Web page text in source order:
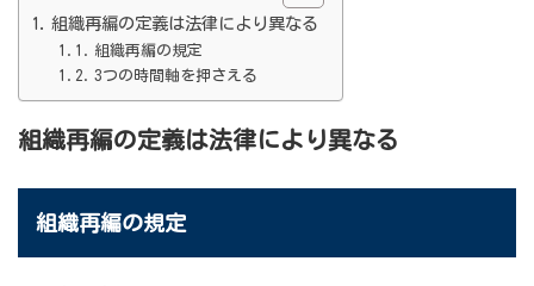
組織再編の定義は法律により異なる
組織再編の規定
3つの時間軸を押さえる
組織再編の定義は法律により異なる
組織再編の規定